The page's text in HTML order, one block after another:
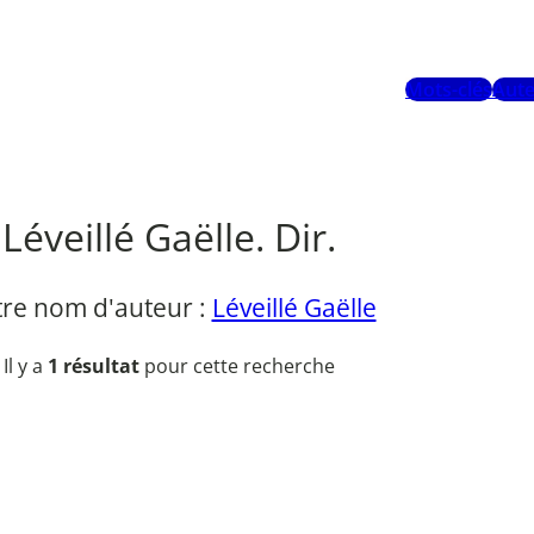
Mots-clés
Léveillé Gaëlle. Dir.
nom d'auteur : Léveillé Gaëlle
Il y a 1 résultat pour cette recherche